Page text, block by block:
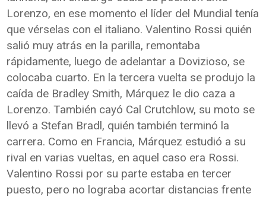
Lorenzo, en ese momento el líder del Mundial tenía
que vérselas con el italiano. Valentino Rossi quién
salió muy atrás en la parilla, remontaba
rápidamente, luego de adelantar a Dovizioso, se
colocaba cuarto. En la tercera vuelta se produjo la
caída de Bradley Smith, Márquez le dio caza a
Lorenzo. También cayó Cal Crutchlow, su moto se
llevó a Stefan Bradl, quién también terminó la
carrera. Como en Francia, Márquez estudió a su
rival en varias vueltas, en aquel caso era Rossi.
Valentino Rossi por su parte estaba en tercer
puesto, pero no lograba acortar distancias frente